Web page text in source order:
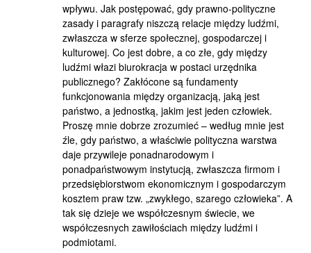
wpływu. Jak postępować, gdy prawno-polityczne
zasady i paragrafy niszczą relacje między ludźmi,
zwłaszcza w sferze społecznej, gospodarczej i
kulturowej. Co jest dobre, a co złe, gdy między
ludźmi włazi biurokracja w postaci urzędnika
publicznego? Zakłócone są fundamenty
funkcjonowania między organizacją, jaką jest
państwo, a jednostką, jakim jest jeden człowiek.
Proszę mnie dobrze zrozumieć – według mnie jest
źle, gdy państwo, a właściwie polityczna warstwa
daje przywileje ponadnarodowym i
ponadpaństwowym instytucją, zwłaszcza firmom i
przedsiębiorstwom ekonomicznym i gospodarczym
kosztem praw tzw. „zwykłego, szarego człowieka”. A
tak się dzieje we współczesnym świecie, we
współczesnych zawiłościach między ludźmi i
podmiotami.